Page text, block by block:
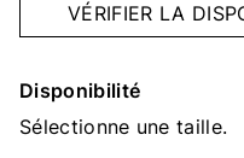
VÉRIFIER LA
Disponibilité
Sélectionne une taille.